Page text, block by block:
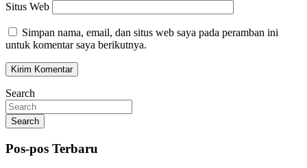
Situs Web
Simpan nama, email, dan situs web saya pada peramban ini
untuk komentar saya berikutnya.
Search
Search
Pos-pos Terbaru